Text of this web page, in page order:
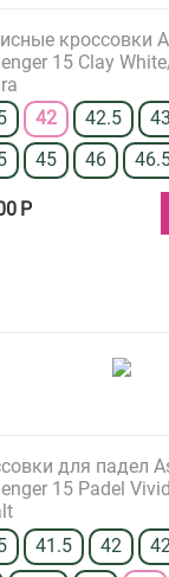
кроссовки
15 Clay
42 42.5
45 46
Р
для падел
15 Padel
41.5 42